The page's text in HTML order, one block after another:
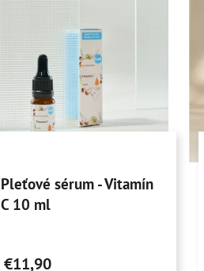
hodnotenie
produktu
Pleťové sérum - Vitamín
C 10 ml
€11,90